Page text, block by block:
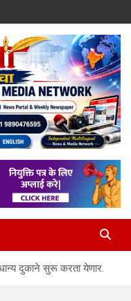
दुकाने सुरू करता येणार.